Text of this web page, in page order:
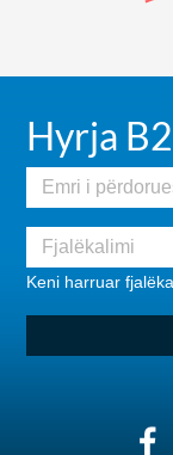
Hyrja
Keni harruar